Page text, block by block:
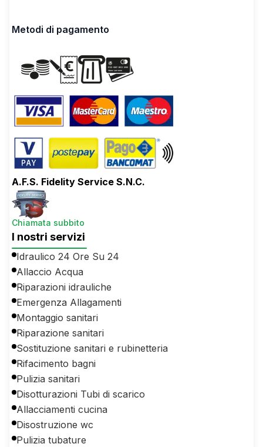
Metodi di pagamento
A.F.S. Fidelity Service S.N.C.
Chiamata subbito
I nostri servizi
Idraulico 24 Ore Su 24
Allaccio Acqua
Riparazioni idrauliche
Emergenza Allagamenti
Montaggio sanitari
Riparazione sanitari
Sostituzione sanitari e rubinetteria
Rifacimento bagni
Pulizia sanitari
Disotturazioni Tubi di scarico
Allacciamenti cucina
Disostruzione wc
Pulizia tubature